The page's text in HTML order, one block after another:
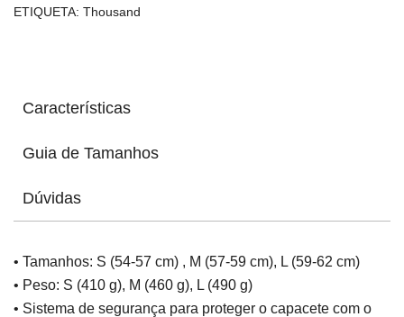
ETIQUETA: Thousand
Características
Guia de Tamanhos
Dúvidas
• Tamanhos: S (54-57 cm) , M (57-59 cm), L (59-62 cm)
• Peso: S (410 g), M (460 g), L (490 g)
• Sistema de segurança para proteger o capacete com o